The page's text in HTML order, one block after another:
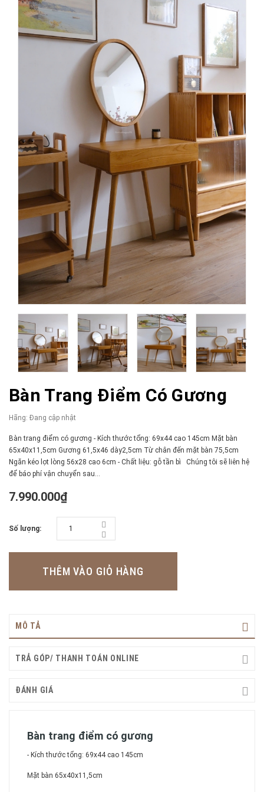
Bàn Trang Điểm Có Gương
Hãng: Đang cập nhật
Bàn trang điểm có gương - Kích thước tổng: 69x44 cao 145cm Mặt bàn
65x40x11,5cm Gương 61,5x46 dày2,5cm Từ chân đến mặt bàn 75,5cm
Ngăn kéo lọt lòng 56x28 cao 6cm - Chất liệu: gỗ tần bì Chúng tôi sẽ liên hệ
để báo phí vận chuyển sau...
7.990.000₫
Số lượng:
THÊM VÀO GIỎ HÀNG
MÔ TẢ
TRẢ GÓP/ THANH TOÁN ONLINE
ĐÁNH GIÁ
Bàn trang điểm có gương
- Kích thước tổng: 69x44 cao 145cm
Mặt bàn 65x40x11,5cm